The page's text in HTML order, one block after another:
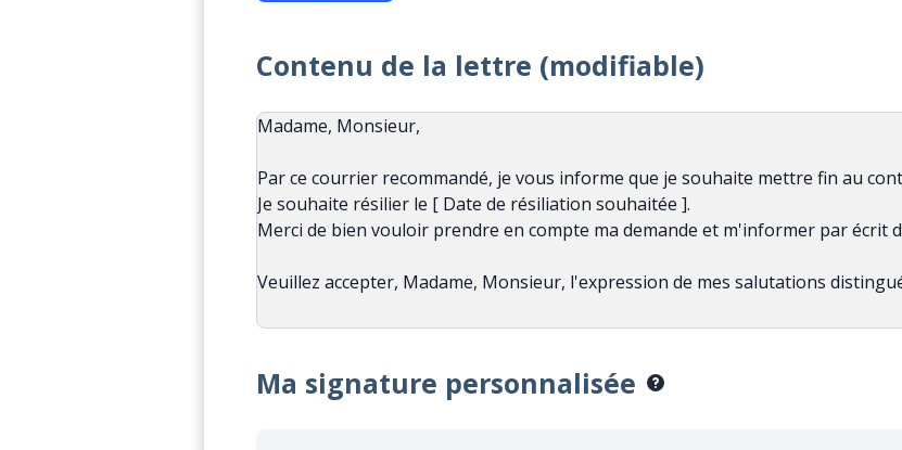
Contenu de la lettre (modifiable)
Ma signature personnalisée